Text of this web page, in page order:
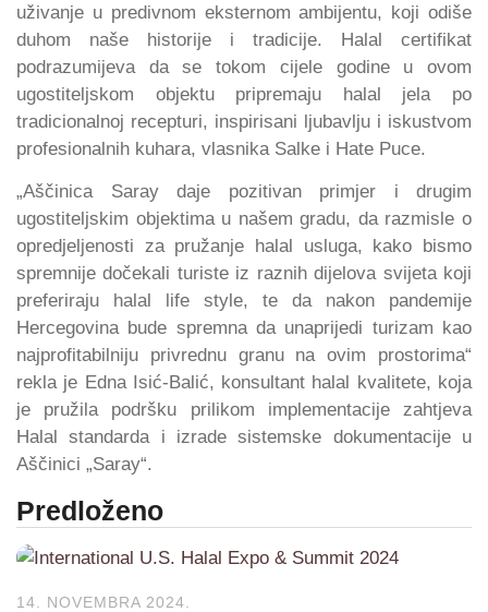
uživanje u predivnom eksternom ambijentu, koji odiše
duhom naše historije i tradicije. Halal certifikat
podrazumijeva da se tokom cijele godine u ovom
ugostiteljskom objektu pripremaju halal jela po
tradicionalnoj recepturi, inspirisani ljubavlju i iskustvom
profesionalnih kuhara, vlasnika Salke i Hate Puce.
„Aščinica Saray daje pozitivan primjer i drugim
ugostiteljskim objektima u našem gradu, da razmisle o
opredjeljenosti za pružanje halal usluga, kako bismo
spremnije dočekali turiste iz raznih dijelova svijeta koji
preferiraju halal life style, te da nakon pandemije
Hercegovina bude spremna da unaprijedi turizam kao
najprofitabilniju privrednu granu na ovim prostorima“
rekla je Edna Isić-Balić, konsultant halal kvalitete, koja
je pružila podršku prilikom implementacije zahtjeva
Halal standarda i izrade sistemske dokumentacije u
Aščinici „Saray“.
Predloženo
14. NOVEMBRA 2024.